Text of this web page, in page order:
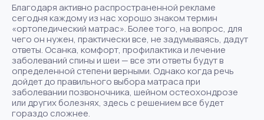
Благодаря активно распространенной рекламе
сегодня каждому из нас хорошо знаком термин
«ортопедический матрас». Более того, на вопрос, для
чего он нужен, практически все, не задумываясь, дадут
ответы. Осанка, комфорт, профилактика и лечение
заболеваний спины и шеи — все эти ответы будут в
определенной степени верными. Однако когда речь
дойдет до правильного выбора матраса при
заболевании позвоночника, шейном остеохондрозе
или других болезнях, здесь с решением все будет
гораздо сложнее.